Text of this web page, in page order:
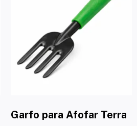
Garfo para Afofar Terra